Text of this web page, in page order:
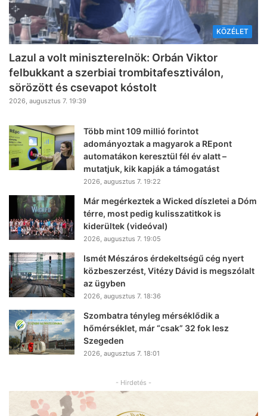
KÖZÉLET
Lazul a volt miniszterelnök: Orbán Viktor
felbukkant a szerbiai trombitafesztiválon,
sörözött és csevapot kóstolt
2026, augusztus 7. 19:39
Több mint 109 millió forintot
adományoztak a magyarok a REpont
automatákon keresztül fél év alatt –
mutatjuk, kik kapják a támogatást
2026, augusztus 7. 19:22
Már megérkeztek a Wicked díszletei a Dóm
térre, most pedig kulisszatitkok is
kiderültek (videóval)
2026, augusztus 7. 19:05
Ismét Mészáros érdekeltségű cég nyert
közbeszerzést, Vitézy Dávid is megszólalt
az ügyben
2026, augusztus 7. 18:36
Szombatra tényleg mérséklődik a
hőmérséklet, már “csak” 32 fok lesz
Szegeden
2026, augusztus 7. 18:01
- Hirdetés -